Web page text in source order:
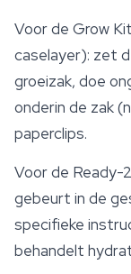
Voor de Grow
caselayer): zet
groeizak, doe
onderin de zak
paperclips.
Voor de Ready-
gebeurt in de
specifieke
behandelt